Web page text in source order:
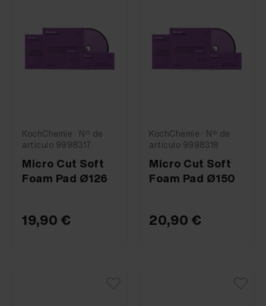
KochChemie · Nº de
artículo 9998317
Micro Cut Soft
Foam Pad Ø126
19,90 €
KochChemie · Nº de
artículo 9998318
Micro Cut Soft
Foam Pad Ø150
20,90 €